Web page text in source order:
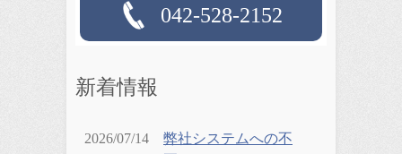
042-528-2152
新着情報
2026/07/14
弊社システムへの不